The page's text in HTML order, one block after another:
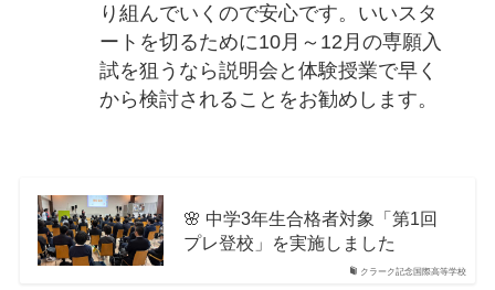
り組んでいくので安心です。いいスタ
ートを切るために10月～12月の専願入
試を狙うなら説明会と体験授業で早く
から検討されることをお勧めします。
クラーク記念国際高等学校
🌸 中学3年生合格者対象「第1回
プレ登校」を実施しました